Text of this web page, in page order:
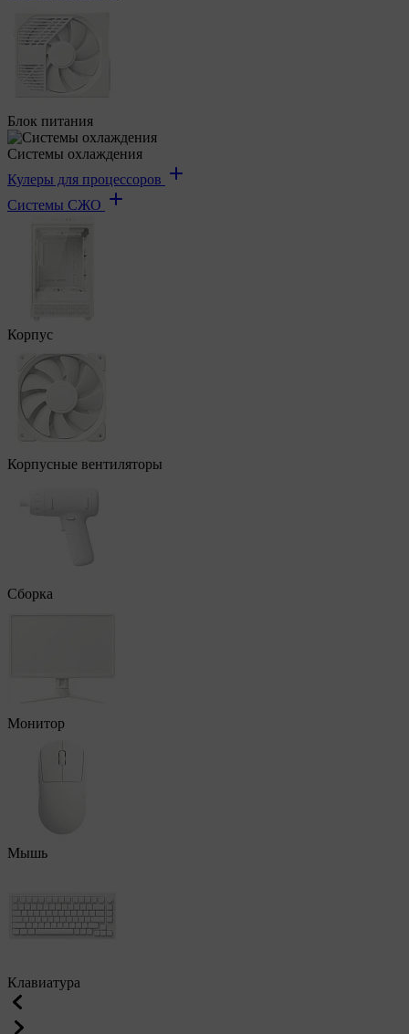
Блок питания
Системы охлаждения
Кулеры для процессоров
Системы СЖО
Корпус
Корпусные вентиляторы
Сборка
Монитор
Мышь
Клавиатура